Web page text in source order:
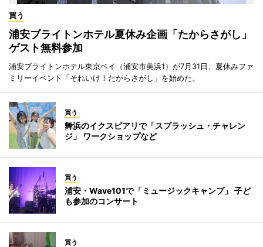
買う
浦安ブライトンホテル夏休み企画「たからさがし」
ゲスト無料参加
浦安ブライトンホテル東京ベイ（浦安市美浜1）が7月31日、夏休みファ
ミリーイベント「それいけ！たからさがし」を始めた。
買う
舞浜のイクスピアリで「スプラッシュ・チャレン
ジ」 ワークショップなど
買う
浦安・Wave101で「ミュージックキャンプ」 子ど
も参加のコンサート
買う